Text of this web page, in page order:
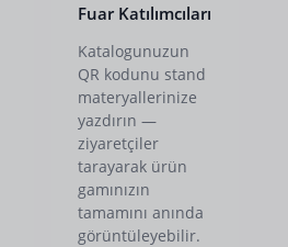
Fuar Katılımcıları
Katalogunuzun
QR kodunu stand
materyallerinize
yazdırın —
ziyaretçiler
tarayarak ürün
gamınızın
tamamını anında
görüntüleyebilir.